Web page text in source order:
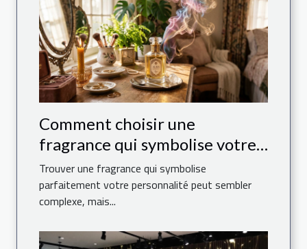
Comment choisir une
fragrance qui symbolise votre
personnalité ?
Trouver une fragrance qui symbolise
parfaitement votre personnalité peut sembler
complexe, mais...